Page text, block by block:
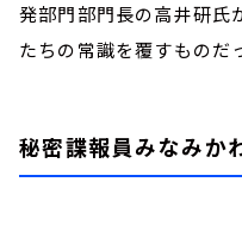
発部門部門長の高井研氏
たちの常識を覆すものだ
秘密諜報員みなみか